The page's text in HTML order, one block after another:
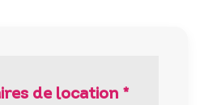
de location *